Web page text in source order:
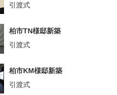
引渡式
柏市TN様邸新築
引渡式
柏市KM様邸新築
引渡式